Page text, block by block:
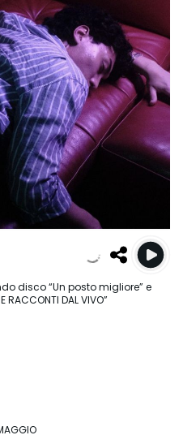
disco “Un posto migliore” e
DAL VIVO”